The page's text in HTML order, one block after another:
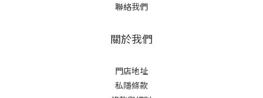
聯絡我們
關於我們
門店地址
私隱條款